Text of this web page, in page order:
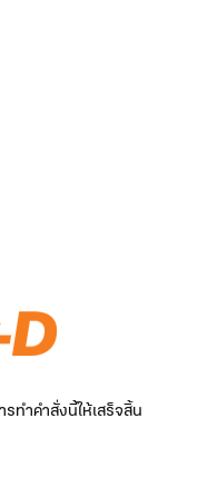
ทำคำสั่งนี้ให้เสร็จสิ้น